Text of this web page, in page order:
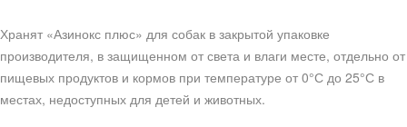
Хранят «Азинокс плюс» для собак в закрытой упаковке
производителя, в защищенном от света и влаги месте, отдельно от
пищевых продуктов и кормов при температуре от 0°С до 25°С в
местах, недоступных для детей и животных.